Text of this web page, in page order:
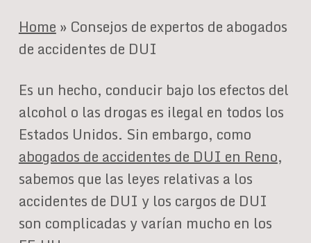
Home» Consejos de expertos de abogados
de accidentes de DUI
Es un hecho, conducir bajo los efectos del
alcohol o las drogas es ilegal en todos los
Estados Unidos. Sin embargo, como
abogados de accidentes de DUI en Reno,
sabemos que las leyes relativas a los
accidentes de DUI y los cargos de DUI
son complicadas y varían mucho en los